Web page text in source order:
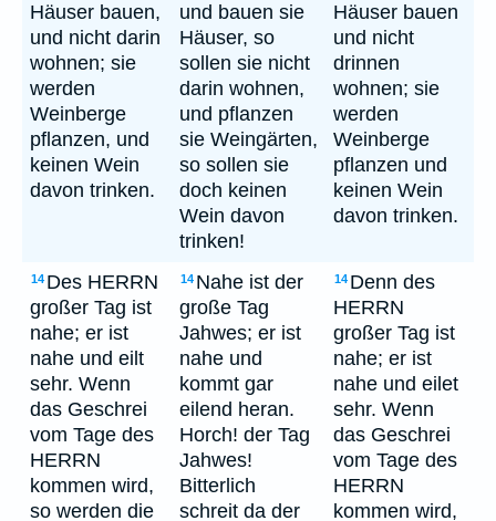
Häuser bauen,
und nicht darin
wohnen; sie
werden
Weinberge
pflanzen, und
keinen Wein
davon trinken.
und bauen sie
Häuser, so
sollen sie nicht
darin wohnen,
und pflanzen
sie Weingärten,
so sollen sie
doch keinen
Wein davon
trinken!
Häuser bauen
und nicht
drinnen
wohnen; sie
werden
Weinberge
pflanzen und
keinen Wein
davon trinken.
14 Des HERRN
großer Tag ist
nahe; er ist
nahe und eilt
sehr. Wenn
das Geschrei
vom Tage des
HERRN
kommen wird,
so werden die
14 Nahe ist der
große Tag
Jahwes; er ist
nahe und
kommt gar
eilend heran.
Horch! der Tag
Jahwes!
Bitterlich
schreit da der
14 Denn des
HERRN
großer Tag ist
nahe; er ist
nahe und eilet
sehr. Wenn
das Geschrei
vom Tage des
HERRN
kommen wird,